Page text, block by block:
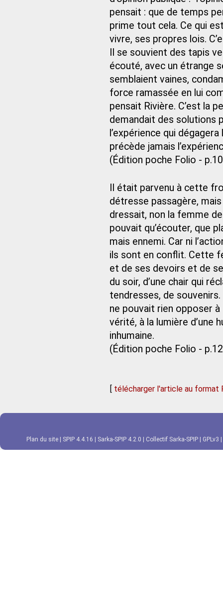
pensait : que de temps
prime tout cela. Ce qui
vivre, ses propres lois.
Il se souvient des tapis
écouté, avec un étrange
semblaient vaines,
force ramassée en lui
pensait Rivière. C’est la
demandait des solutions
l’expérience qui
précède jamais
(Édition poche Folio -
Il était parvenu à cette
détresse passagère,
dressait, non la femme
pouvait qu’écouter, que
mais ennemi. Car ni
ils sont en conflit. Cette
et de ses devoirs et de
du soir, d’une chair qui
tendresses, de
ne pouvait rien opposer
vérité, à la lumière d’une
inhumaine.
(Édition poche Folio -
[ télécharger l'article au format
Plan du site SPIP 4.4.16 Sarka-SPIP 4.2.0 Collectif Sarka-SPIP GPLv3